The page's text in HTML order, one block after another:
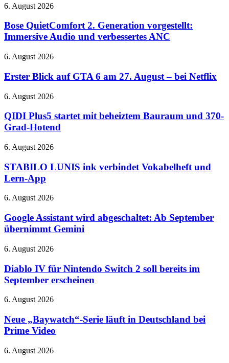
Spiele
RTX
5080-
Gaming
der
QuakeCon
Bose
2.
Generation
vorgestellt:
Audio
verbessertes
6. August 2026
Bose QuietComfort 2. Generation vorgestellt:
Immersive Audio und verbessertes ANC
Erster
auf
GTA
6
am
27.
August
–
Netflix
6. August 2026
Erster Blick auf GTA 6 am 27. August – bei Netflix
QIDI
startet
mit
beheiztem
und
Grad-
Hotend
6. August 2026
QIDI Plus5 startet mit beheiztem Bauraum und 370-
Grad-Hotend
STABILO
ink
verbindet
Vokabelheft
Lern-
6. August 2026
STABILO LUNIS ink verbindet Vokabelheft und
Lern-App
Google
wird
abgeschaltet:
Ab
übernimmt
6. August 2026
Google Assistant wird abgeschaltet: Ab September
übernimmt Gemini
Diablo
für
Nintendo
Switch
soll
im
September
6. August 2026
Diablo IV für Nintendo Switch 2 soll bereits im
September erscheinen
Neue
Serie
läuft
in
bei
6. August 2026
Neue „Baywatch“-Serie läuft in Deutschland bei
Prime Video
Level
6. August 2026